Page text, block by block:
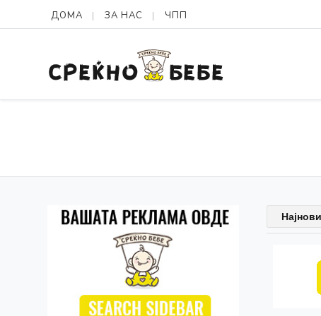
ДОМА ЗА НАС ЧПП
Најнови